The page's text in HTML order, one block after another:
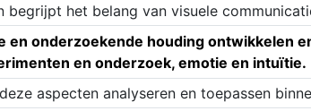
begrijpt het belang van visuele
en onderzoekende houding ontwikkelen
en onderzoek, emotie en intuïtie.
aspecten analyseren en toepassen